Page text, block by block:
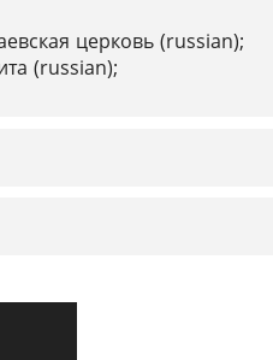
церковь (russian);
(russian);